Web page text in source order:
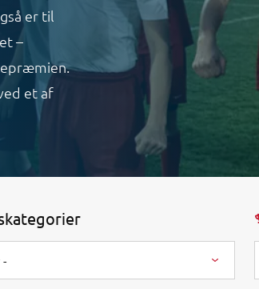
er til
–
et af